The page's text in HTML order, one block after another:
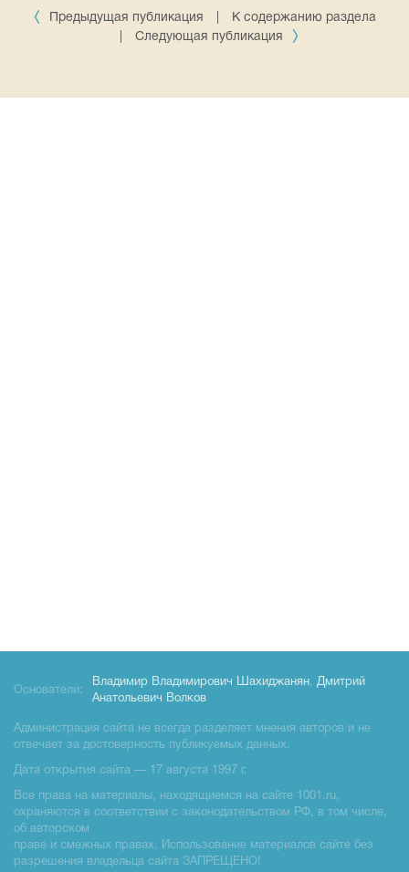
Предыдущая публикация
К содержанию раздела
Следующая публикация
Основатели:
Владимир Владимирович Шахиджанян, Дмитрий
Анатольевич Волков
Администрация сайта не всегда разделяет мнения авторов и не
отвечает за достоверность публикуемых данных.
Дата открытия сайта — 17 августа 1997 г.
Все права на материалы, находящиемся на сайте 1001.ru,
охраняются в соответствии с законодательством РФ, в том числе,
об авторском
праве и смежных правах. Использование материалов сайте без
разрешения владельца сайта ЗАПРЕЩЕНО!